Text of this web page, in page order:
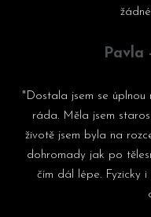
Pavla
"Dostala jsem se
ráda. Měla jsem
životě jsem byla na
dohromady jak po
čím dál lépe. Fyzicky i